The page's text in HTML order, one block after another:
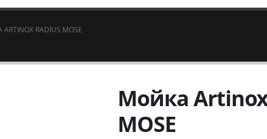
RADIUS MOSE
Мойка
MOSE